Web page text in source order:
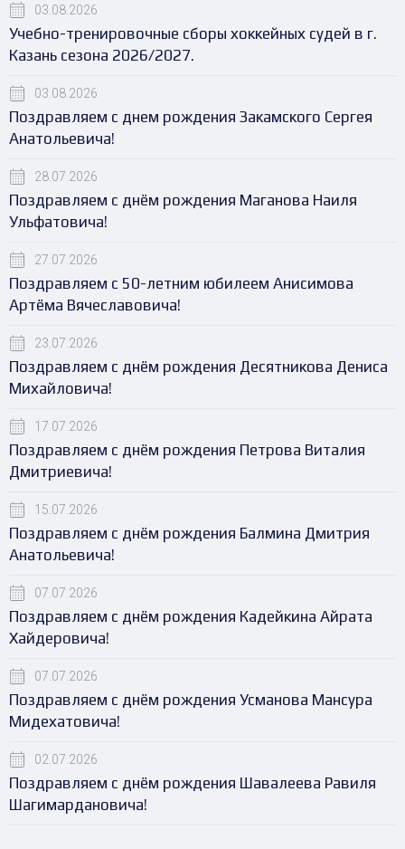
03.08.2026
Учебно-тренировочные сборы хоккейных судей в г.
Казань сезона 2026/2027.
03.08.2026
Поздравляем с днем рождения Закамского Сергея
Анатольевича!
28.07.2026
Поздравляем с днём рождения Маганова Наиля
Ульфатовича!
27.07.2026
Поздравляем с 50-летним юбилеем Анисимова
Артёма Вячеславовича!
23.07.2026
Поздравляем с днём рождения Десятникова Дениса
Михайловича!
17.07.2026
Поздравляем с днём рождения Петрова Виталия
Дмитриевича!
15.07.2026
Поздравляем с днём рождения Балмина Дмитрия
Анатольевича!
07.07.2026
Поздравляем с днём рождения Кадейкина Айрата
Хайдеровича!
07.07.2026
Поздравляем с днём рождения Усманова Мансура
Мидехатовича!
02.07.2026
Поздравляем с днём рождения Шавалеева Равиля
Шагимардановича!